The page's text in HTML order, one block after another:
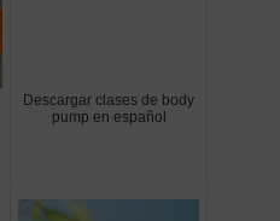
Descargar clases de body
pump en español